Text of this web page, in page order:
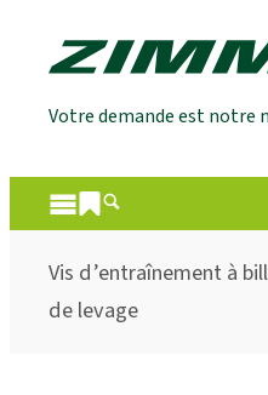
Votre demande est notre
Vis d’entraînement à
de levage